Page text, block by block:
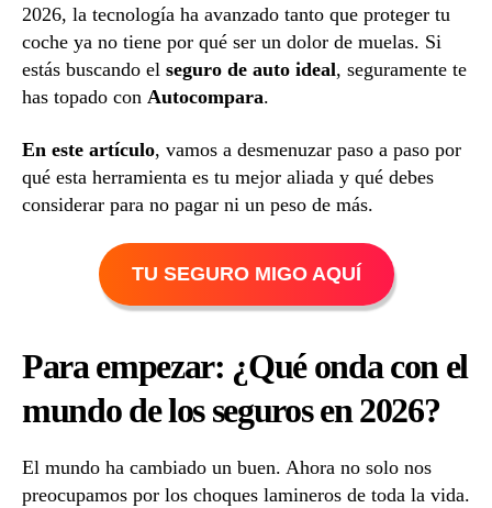
2026, la tecnología ha avanzado tanto que proteger tu
coche ya no tiene por qué ser un dolor de muelas. Si
estás buscando el seguro de auto ideal, seguramente te
has topado con Autocompara.
En este artículo, vamos a desmenuzar paso a paso por
qué esta herramienta es tu mejor aliada y qué debes
considerar para no pagar ni un peso de más.
TU SEGURO MIGO AQUÍ
Para empezar: ¿Qué onda con el
mundo de los seguros en 2026?
El mundo ha cambiado un buen. Ahora no solo nos
preocupamos por los choques lamineros de toda la vida.